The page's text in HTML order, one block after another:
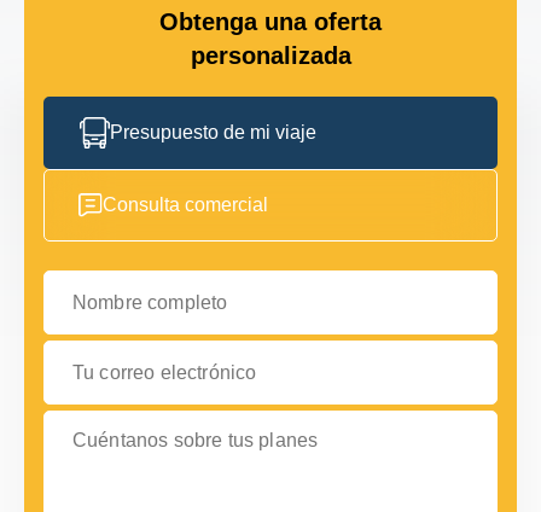
Obtenga una oferta
personalizada
Presupuesto de mi viaje
Consulta comercial
Nombre completo
Tu correo electrónico
Cuéntanos sobre tus planes